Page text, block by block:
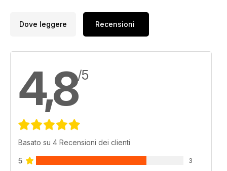
Dove leggere Recensioni
4,8/5
Basato su 4 Recensioni dei clienti
5 3